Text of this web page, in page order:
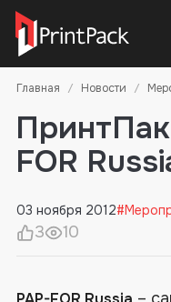
Главная Новости
FOR
03 ноября 2012
3 10